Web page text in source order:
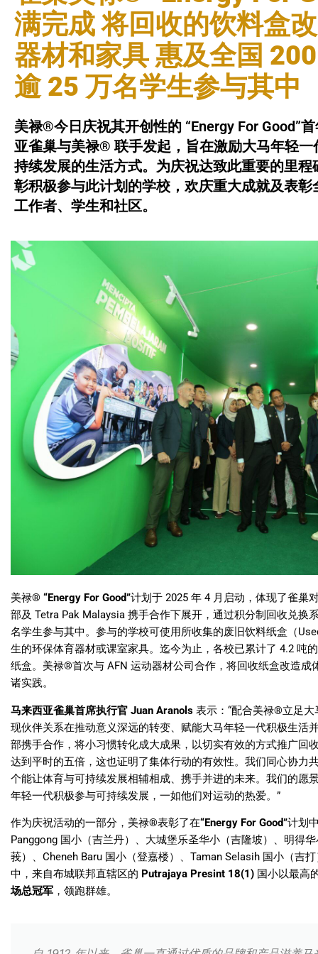
满完成 将回收的饮料盒
器材和家具 惠及全国
逾 25 万名学生参与其中
美禄®今日庆祝其开创性的 “Energy For Good”
亚雀巢与美禄® 联手发起，旨在激励大马年轻
持续发展的生活方式。为庆祝达致此重要的里
彰积极参与此计划的学校，欢庆重大成就及表
工作者、学生和社区。
美禄® “Energy For Good”计划于 2025 年 4 月启动，体现了雀巢
部及 Tetra Pak Malaysia 携手合作下展开，通过积分制回收兑换
名学生参与其中。参与的学校可使用所收集的废旧饮料纸盒（
生的环保体育器材或课室家具。迄今为止，各校已累计了 4.2 吨
纸盒。美禄®首次与 AFN 运动器材公司合作，将回收纸盒改造成
诸实践。
马来西亚雀巢首席执行官 Juan Aranols 表示： “配合美禄®立足大
现伙伴关系在推动意义深远的转变、赋能大马年轻一代积极生活
部携手合作，将小习惯转化成大成果，以切实有效的方式推广回
达到平时的五倍，这也证明了集体行动的有效性。我们同心协力
个能让体育与可持续发展相辅相成、携手并进的未来。我们的愿
年轻一代积极参与可持续发展，一如他们对运动的热爱。 ”
作为庆祝活动的一部分，美禄®表彰了在“Energy For Good”计划
Panggong 国小（吉兰丹）、大城堡乐圣华小（吉隆坡）、明得
莪）、 Cheneh Baru 国小（登嘉楼）、 Taman Selasih 国小（吉
中，来自布城联邦直辖区的 Putrajaya Presint 18(1) 国小以最高
场总冠军 ，领跑群雄。